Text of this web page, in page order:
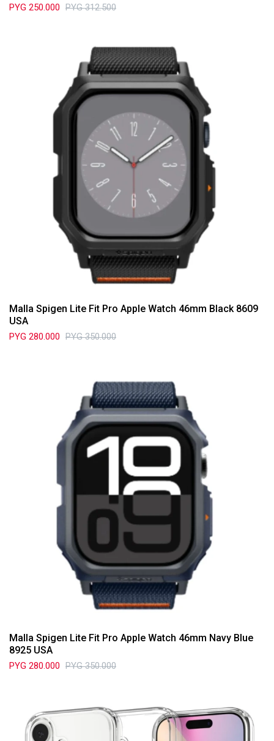
PYG 250.000 PYG 312.500
Malla Spigen Lite Fit Pro Apple Watch 46mm Black 8609
USA
PYG 280.000 PYG 350.000
Malla Spigen Lite Fit Pro Apple Watch 46mm Navy Blue
8925 USA
PYG 280.000 PYG 350.000